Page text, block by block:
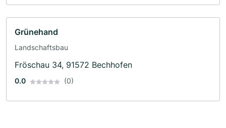
Grünehand
Landschaftsbau
Fröschau 34, 91572 Bechhofen
0.0 (0)